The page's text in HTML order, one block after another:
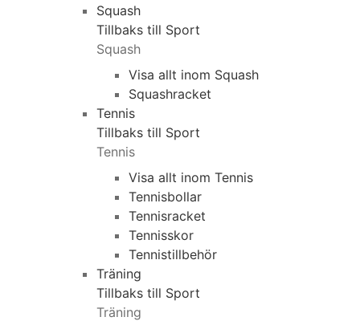
Squash
Tillbaks till Sport
Squash
Visa allt inom Squash
Squashracket
Tennis
Tillbaks till Sport
Tennis
Visa allt inom Tennis
Tennisbollar
Tennisracket
Tennisskor
Tennistillbehör
Träning
Tillbaks till Sport
Träning